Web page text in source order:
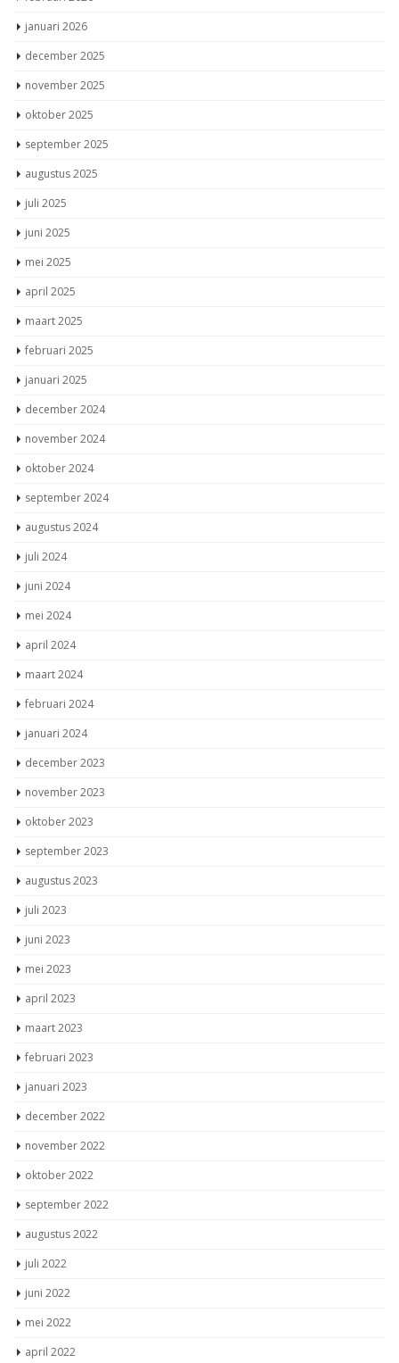
januari 2026
december 2025
november 2025
oktober 2025
september 2025
augustus 2025
juli 2025
juni 2025
mei 2025
april 2025
maart 2025
februari 2025
januari 2025
december 2024
november 2024
oktober 2024
september 2024
augustus 2024
juli 2024
juni 2024
mei 2024
april 2024
maart 2024
februari 2024
januari 2024
december 2023
november 2023
oktober 2023
september 2023
augustus 2023
juli 2023
juni 2023
mei 2023
april 2023
maart 2023
februari 2023
januari 2023
december 2022
november 2022
oktober 2022
september 2022
augustus 2022
juli 2022
juni 2022
mei 2022
april 2022